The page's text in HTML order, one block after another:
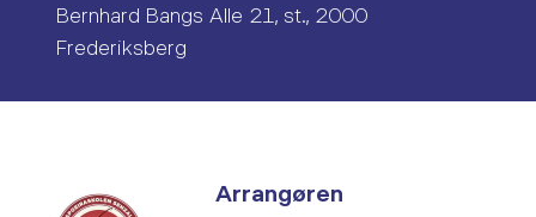
Bernhard Bangs Alle 21, st., 2000
Frederiksberg
Arrangøren